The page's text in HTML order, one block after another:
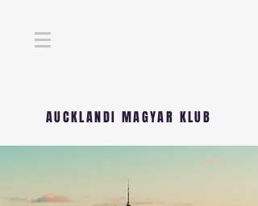
AUCKLANDI MAGYAR KLUB